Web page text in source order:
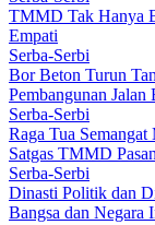
TMMD Tak Hanya
Empati
Serba-Serbi
Bor Beton Turun
Pembangunan
Serba-Serbi
Raga Tua
Satgas TMMD
Serba-Serbi
Dinasti Politik dan
Bangsa dan Negara